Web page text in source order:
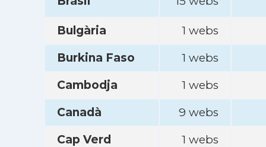
Bulgària
1 webs
Burkina Faso
1 webs
Cambodja
1 webs
Canadà
9 webs
Cap Verd
1 webs